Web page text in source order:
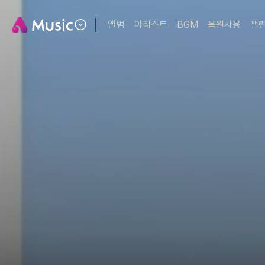
앨범 아티스트 BGM 음원사용 챌